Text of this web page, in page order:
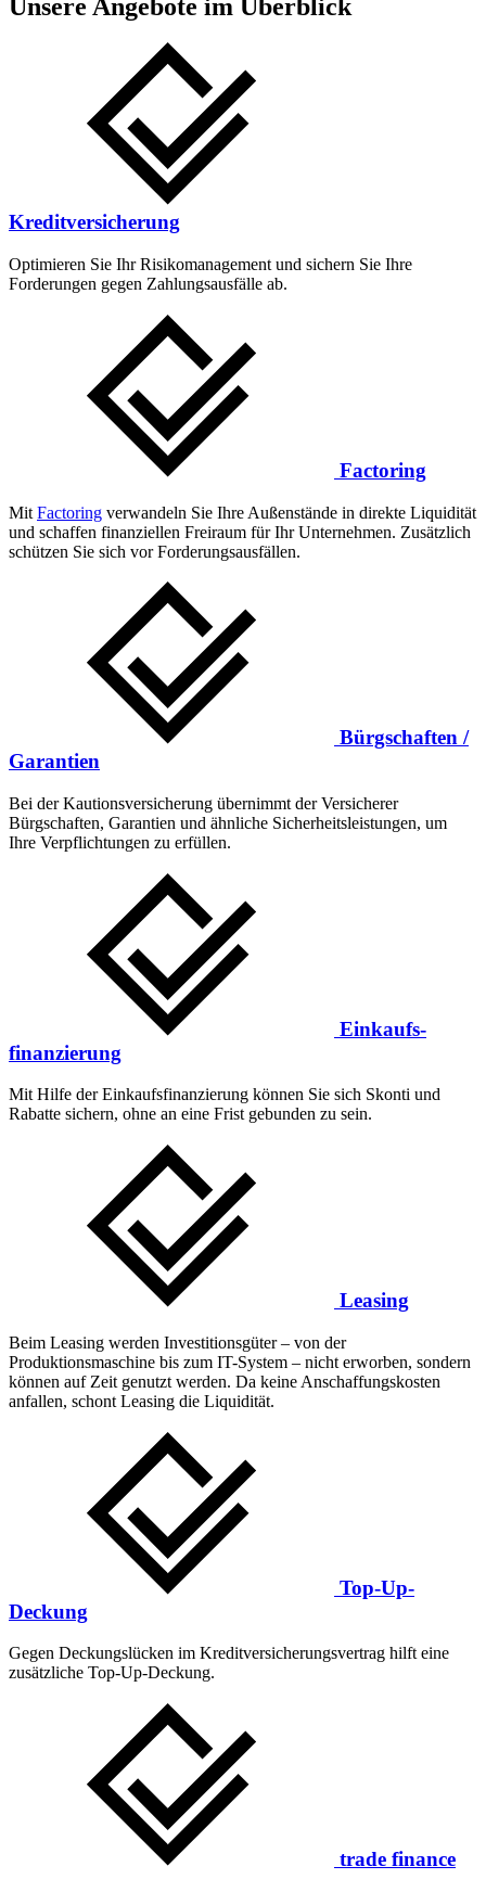
Unsere Angebote im Überblick
Kreditversicherung
Optimieren Sie Ihr Risikomanagement und sichern Sie Ihre
Forderungen gegen Zahlungsausfälle ab.
Factoring
Mit Factoring verwandeln Sie Ihre Außenstände in direkte Liquidität
und schaffen finanziellen Freiraum für Ihr Unternehmen. Zusätzlich
schützen Sie sich vor Forderungsausfällen.
Bürgschaften /
Garantien
Bei der Kautionsversicherung übernimmt der Versicherer
Bürgschaften, Garantien und ähnliche Sicherheitsleistungen, um
Ihre Verpflichtungen zu erfüllen.
Einkaufs­
finanzierung
Mit Hilfe der Einkaufs­finanzierung können Sie sich Skonti und
Rabatte sichern, ohne an eine Frist gebunden zu sein.
Leasing
Beim Leasing werden Investitionsgüter – von der
Produktionsmaschine bis zum IT-System – nicht erworben, sondern
können auf Zeit genutzt werden. Da keine Anschaffungskosten
anfallen, schont Leasing die Liquidität.
Top-Up-
Deckung
Gegen Deckungslücken im Kreditversicherungsvertrag hilft eine
zusätzliche Top-Up-Deckung.
trade finance